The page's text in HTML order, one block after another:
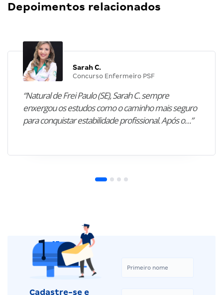
Depoimentos relacionados
Sarah C.
Concurso Enfermeiro PSF
“Natural de Frei Paulo (SE), Sarah C. sempre
enxergou os estudos como o caminho mais seguro
para conquistar estabilidade profissional. Após o…”
Cadastre-se e